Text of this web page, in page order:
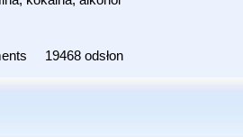
19468 odsłon